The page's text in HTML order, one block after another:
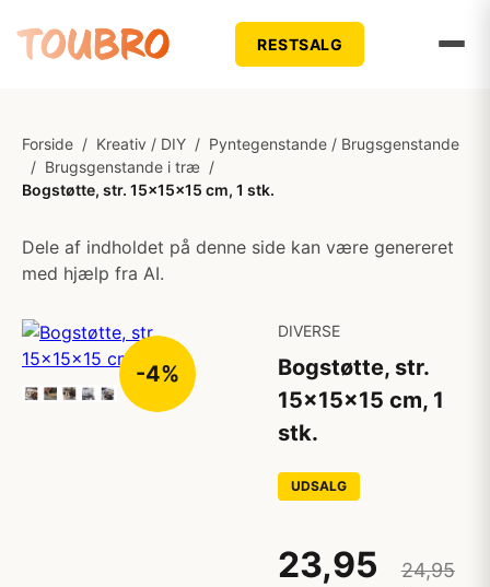
RESTSALG
Forside / Kreativ / DIY / Pyntegenstande / Brugsgenstande
/ Brugsgenstande i træ /
Bogstøtte, str. 15x15x15 cm, 1 stk.
Dele af indholdet på denne side kan være genereret
med hjælp fra AI.
-4%
DIVERSE
Bogstøtte, str.
15x15x15 cm, 1
stk.
UDSALG
23,95
24,95